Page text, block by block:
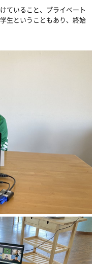
ていること、プライベート
生ということもあり、終始